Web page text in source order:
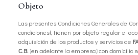
Objeto
Las presentes Condiciones Generales de
condiciones), tienen por objeto regular el
adquisición de los productos y servicios de
C.B. (en adelante la empresa) con domicilio